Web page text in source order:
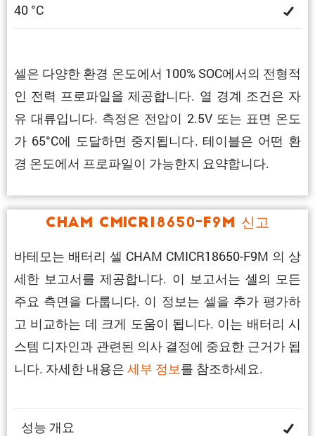
40 °C
셀은 다양한 환경 온도에서 100% SOC에서의 전형적
인 전력 프로파일을 제공합니다. 열 경계 조건은 자
유 대류입니다. 측정은 전압이 2.5V 또는 표면 온도
가 65°C에 도달하면 중지됩니다. 테이블은 어떤 환
경 온도에서 프로파일이 가능한지 요약합니다.
CHAM CMICR18650-F9M 신고
바테모는 배터리 셀 CHAM CMICR18650-F9M 의 상
세한 보고서를 제공합니다. 이 보고서는 셀의 모든
주요 측면을 다룹니다. 이 정보는 셀을 추가 평가하
고 비교하는 데 크게 도움이 됩니다. 이는 배터리 시
스템 디자인과 관련된 의사 결정에 중요한 근거가 됩
니다. 자세한 내용은 세부 정보를 참조하세요.
성능 개요